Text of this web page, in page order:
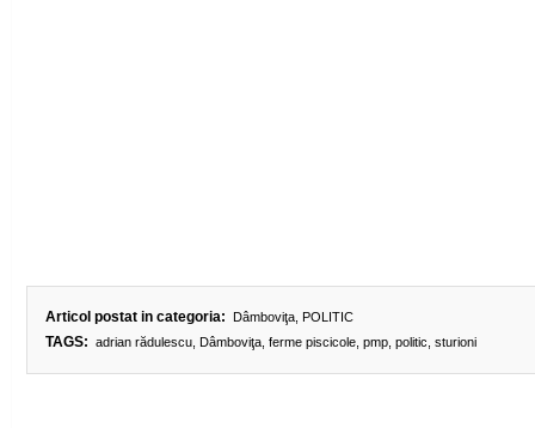
Articol postat in categoria: Dâmboviţa, POLITIC
TAGS: adrian rădulescu, Dâmboviţa, ferme piscicole, pmp, politic sturioni